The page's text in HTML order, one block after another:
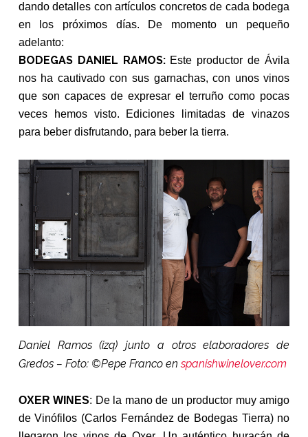
dando detalles con artículos concretos de cada bodega
en los próximos días. De momento un pequeño
adelanto:
BODEGAS DANIEL RAMOS:Este productor de Ávila
nos ha cautivado con sus garnachas, con unos vinos
que son capaces de expresar el terruño como pocas
veces hemos visto. Ediciones limitadas de vinazos
para beber disfrutando, para beber la tierra.
Daniel Ramos (izq) junto a otros elaboradores de
Gredos – Foto: ©Pepe Franco enspanishwinelover.com
OXER WINES: De la mano de un productor muy amigo
de Vinófilos (Carlos Fernández de Bodegas Tierra) no